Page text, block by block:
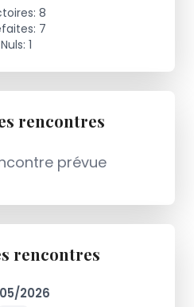
8
7
Nuls: 1
rencontres
prévue
rencontres
2026